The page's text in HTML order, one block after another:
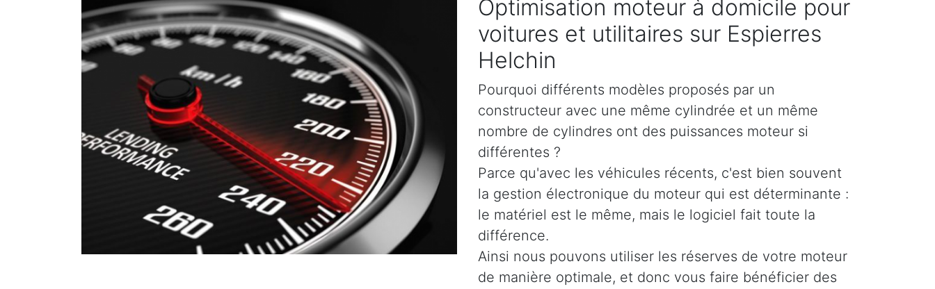
Optimisation moteur à domicile pour
voitures et utilitaires sur Espierres
Helchin
Pourquoi différents modèles proposés par un
constructeur avec une même cylindrée et un même
nombre de cylindres ont des puissances moteur si
différentes ?
Parce qu'avec les véhicules récents, c'est bien souvent
la gestion électronique du moteur qui est déterminante :
le matériel est le même, mais le logiciel fait toute la
différence.
Ainsi nous pouvons utiliser les réserves de votre moteur
de manière optimale, et donc vous faire bénéficier des